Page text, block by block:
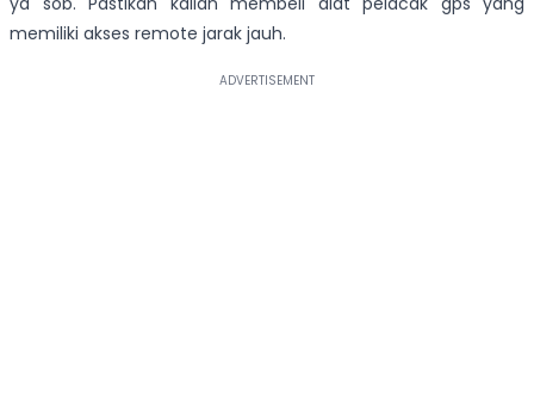
memiliki akses remote jarak jauh.